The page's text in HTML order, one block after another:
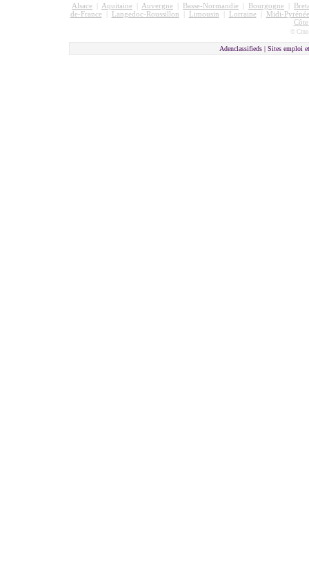
Alsace Aquitaine Auvergne Basse-Normandie Bourgogne
de-France| Langedoc-Roussillon Limousin Lorraine|
Midi-
©
Adenclassifieds | Sites emploi